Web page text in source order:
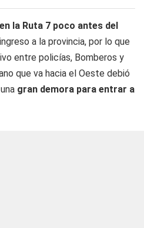
en la Ruta 7 poco antes del
a la provincia, por lo que
entre policías, Bomberos y
que va hacia el Oeste debió
gran demora para entrar a